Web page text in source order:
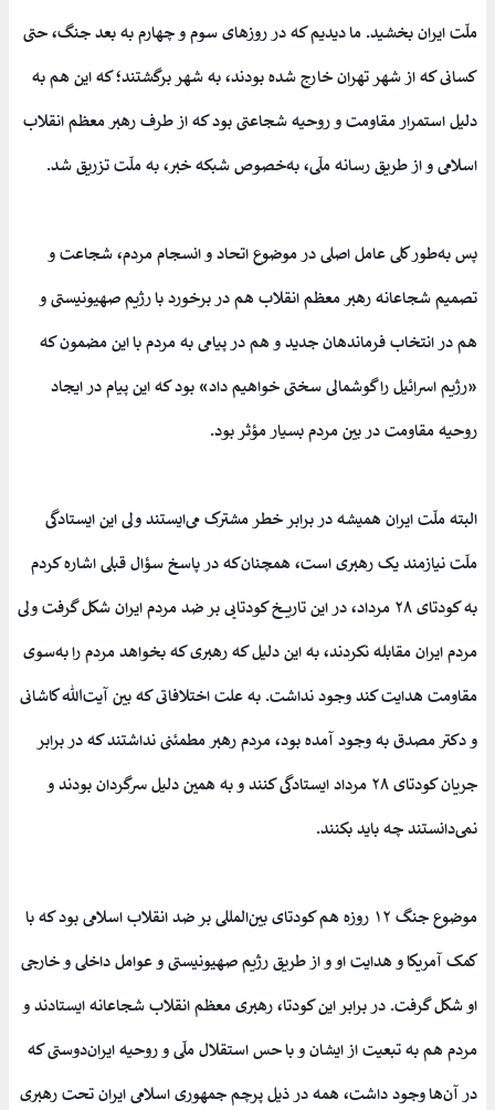
ملّت ایران بخشید. ما دیدیم که در روزهای سوم و چهارم به بعد جنگ، حتی
کسانی که از شهر تهران خارج شده بودند، به شهر برگشتند؛ که این هم به
دلیل استمرار مقاومت و روحیه شجاعتی بود که از طرف رهبر معظم انقلاب
اسلامی و از طریق رسانه ملّی، به‌خصوص شبکه خبر، به ملّت تزریق شد.
پس به‌طور کلی عامل اصلی در موضوع اتحاد و انسجام مردم، شجاعت و
تصمیم شجاعانه رهبر معظم انقلاب هم در برخورد با رژیم صهیونیستی و
هم در انتخاب فرماندهان جدید و هم در پیامی به مردم با این مضمون که
«رژیم اسرائیل را گوشمالی سختی خواهیم داد» بود که این پیام در ایجاد
روحیه مقاومت در بین مردم بسیار مؤثر بود.
البته ملّت ایران همیشه در برابر خطر مشترک می‌ایستند ولی این ایستادگی
ملّت نیازمند یک رهبری است، همچنان‌که در پاسخ سؤال قبلی اشاره کردم
به کودتای ۲۸ مرداد، در این تاریخ کودتایی بر ضد مردم ایران شکل گرفت ولی
مردم ایران مقابله نکردند، به این دلیل که رهبری که بخواهد مردم را به‌سوی
مقاومت هدایت کند وجود نداشت. به علت اختلافاتی که بین آیت‌الله کاشانی
و دکتر مصدق به وجود آمده بود، مردم رهبر مطمئنی نداشتند که در برابر
جریان کودتای ۲۸ مرداد ایستادگی کنند و به همین دلیل سرگردان بودند و
نمی‌دانستند چه باید بکنند.
موضوع جنگ ۱۲ روزه هم کودتای بین‌المللی بر ضد انقلاب اسلامی بود که با
کمک آمریکا و هدایت او و از طریق رژیم صهیونیستی و عوامل داخلی و خارجی
او شکل گرفت. در برابر این کودتا، رهبری معظم انقلاب شجاعانه ایستادند و
مردم هم به تبعیت از ایشان و با حس استقلال ملّی و روحیه ایران‌دوستی که
در آن‌ها وجود داشت، همه در ذیل پرچم جمهوری اسلامی ایران تحت رهبری